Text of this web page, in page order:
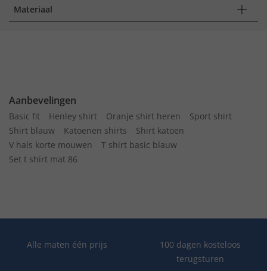
Materiaal
Aanbevelingen
Basic fit Henley shirt Oranje shirt heren
Sport shirt
Shirt blauw
Katoenen shirts
Shirt katoen
V hals korte mouwen
T shirt basic blauw
Set t shirt mat 86
Alle maten één prijs
100 dagen kosteloos
terugsturen